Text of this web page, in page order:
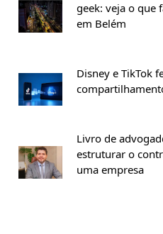
geek: veja o que
em Belém
Disney e TikTok
Livro de
estruturar o
uma empresa